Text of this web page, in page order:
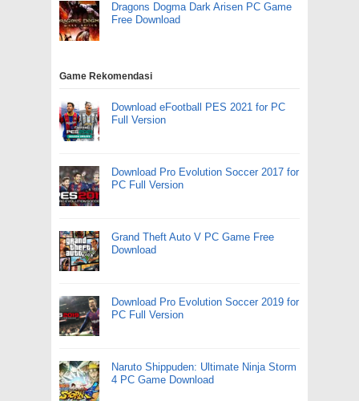
Dragons Dogma Dark Arisen PC Game
Free Download
Game Rekomendasi
Download eFootball PES 2021 for PC
Full Version
Download Pro Evolution Soccer 2017 for
PC Full Version
Grand Theft Auto V PC Game Free
Download
Download Pro Evolution Soccer 2019 for
PC Full Version
Naruto Shippuden: Ultimate Ninja Storm
4 PC Game Download